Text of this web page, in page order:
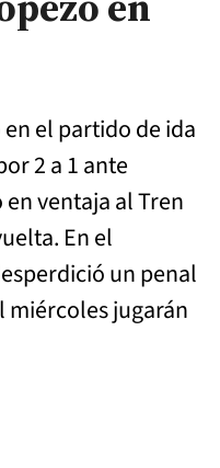
el partido de ida
2 a 1 ante
ventaja al Tren
En el
un penal
miércoles jugarán